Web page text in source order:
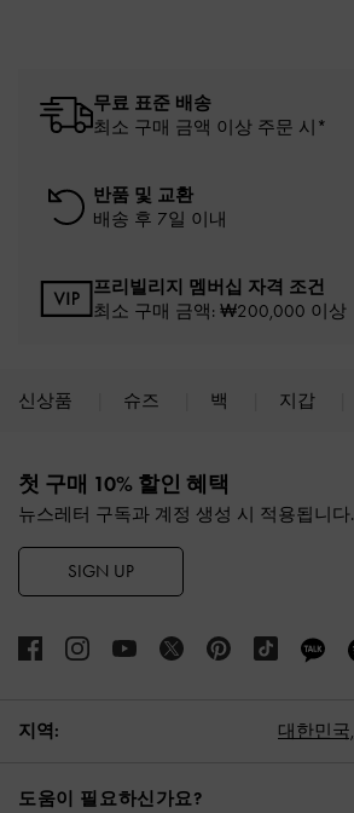
무료 표준 배송
최소 구매 금액 이상 주문 시*
반품 및 교환
배송 후 7일 이내
프리빌리지 멤버십 자격 조건
최소 구매 금액: ₩200,000 이상
신상품 슈즈 백 지갑
첫 구매 10% 할인 혜택
뉴스레터 구독과 계정 생성 시 적용됩니다.
SIGN UP
지역: 대한민국,
도움이 필요하신가요?